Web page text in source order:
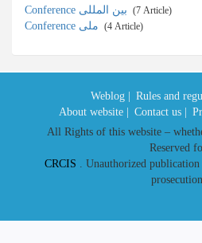
‎ (7 Article)
‎ (4 Article)
Weblog | Rules and
About website |
Contact us |
All Rights of this website –
Reserved
CRCIS . Unauthorized